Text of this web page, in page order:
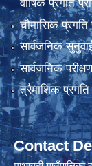
वार्षिक प्रगति
चौमासिक प्रगति
सार्वजनिक
सार्वजनिक परीक्षण
त्रैमाशिक प्रगति
Contact